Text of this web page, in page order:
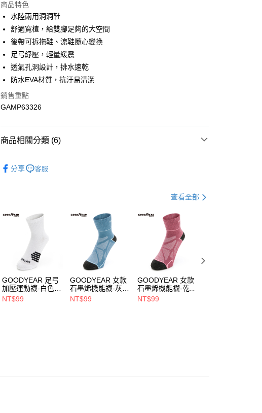
Apple Pay
街口支付
Google Pay
全盈+PAY
付款後全家取貨
付款後7-11取貨(追蹤碼前面加上868再查詢)
每筆NT$90，滿NT$1,500(含以上)免運費
商品特色
水陸兩用洞洞鞋
舒適寬楦，給雙腳足夠的大空間
後帶可拆拖鞋、涼鞋隨心變換
足弓紓壓，輕量緩震
透氣孔洞設計，排水速乾
防水EVA材質，抗汙易清潔
銷售重點
GAMP63326
商品相關分類 (6)
🤗【寬楦系列】 極致舒適
🧔爸氣出擊❚全面8折起
分享 客服
查看全部
GOODYEAR 足弓
加壓運動襪-白色 /
GACS43019
NT$99
GOODYEAR 女款
石墨烯機能襪-灰藍
色 / GACS33018
NT$99
GOODYEAR 女款
石墨烯機能襪-乾燥
玫瑰色 /
GACS33012
NT$99